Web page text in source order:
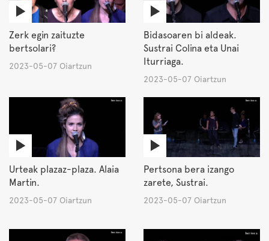
Zerk egin zaituzte
bertsolari?
2023-05-07 Oiartzun
Bidasoaren bi aldeak.
Sustrai Colina eta Unai
Iturriaga.
2023-05-07 Oiartzun
Urteak plazaz-plaza. Alaia
Martin.
2023-05-07 Oiartzun
Pertsona bera izango
zarete, Sustrai.
2023-05-07 Oiartzun